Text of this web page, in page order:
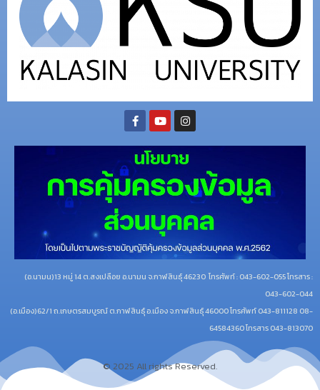
(อ.นามน)13 หมู่ 14 ต.สงเปลือย อ.นามน จ.กาฬสินธุ์ 46230 โทรศัพท์ : 043-602-055 โทรสาร :
043-602-044
(อ.เมือง)62/1 ถ.เกษตรสมบูรณ์ ต.กาฬสินธุ์ อ.เมือง จ.กาฬสินธุ์ 46000โทรศัพท์ 043-811128 08-
64584360 โทรสาร 043-813070
© 2025 All rights Reserved.